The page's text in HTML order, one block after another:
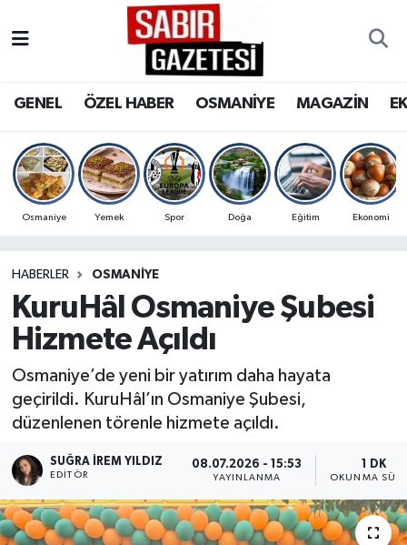
GENEL ÖZEL HABER OSMANİYE MAGAZİN
Osmaniye Yemek Spor Doğa Eğitim Ekonomi
HABERLER OSMANIYE
KuruHâl Osmaniye Şubesi
Hizmete Açıldı
Osmaniye’de yeni bir yatırım daha hayata
geçirildi. KuruHâl’ın Osmaniye Şubesi,
düzenlenen törenle hizmete açıldı.
SUĞRA İREM YILDIZ
EDITÖR
08.07.2026 - 15:53
YAYINLANMA
1 DK
OKUNMA
OSMANİYE
MAGAZİN
SPOR
RESMİ İLANLAR
Osmaniye Nöbetçi Eczaneler
Osmaniye Trafik Yoğunluk Haritası
Süper Lig Puan Durumu ve Fikstür
Son Dakika Haberleri
Haber Arşivi